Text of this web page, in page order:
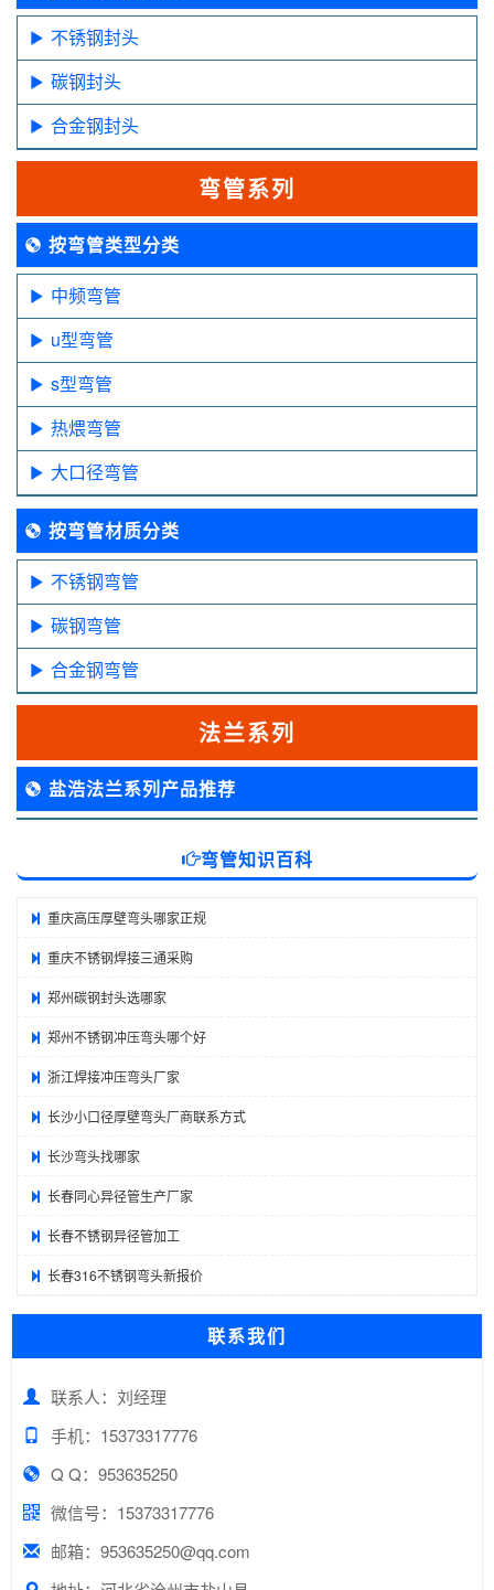
不锈钢封头
碳钢封头
合金钢封头
弯管系列
按弯管类型分类
中频弯管
u型弯管
s型弯管
热煨弯管
大口径弯管
按弯管材质分类
不锈钢弯管
碳钢弯管
合金钢弯管
法兰系列
盐浩法兰系列产品推荐
弯管知识百科
重庆高压厚壁弯头哪家正规
重庆不锈钢焊接三通采购
郑州碳钢封头选哪家
郑州不锈钢冲压弯头哪个好
浙江焊接冲压弯头厂家
长沙小口径厚壁弯头厂商联系方式
长沙弯头找哪家
长春同心异径管生产厂家
长春不锈钢异径管加工
长春316不锈钢弯头新报价
联系我们
联系人：刘经理
手机：15373317776
Q Q：953635250
微信号：15373317776
邮箱：953635250@qq.com